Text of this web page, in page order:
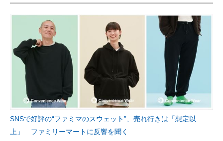
SNSで好評の“ファミマのスウェット”、売れ行きは「想定以
上」 ファミリーマートに反響を聞く